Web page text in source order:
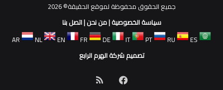
جميع الحقوق محفوظة لموقع الحقيقة© 2026
سياسة الخصوصية|من نحن|اتصل بنا
AR
NL EN FR DE IT PT RU
ES
تصميم شركة الهرم الرابع
فيسبوك